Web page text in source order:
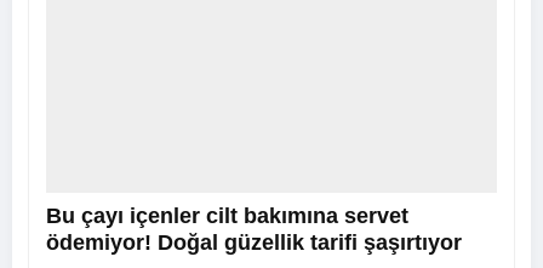
Bu çayı içenler cilt bakımına servet
ödemiyor! Doğal güzellik tarifi şaşırtıyor